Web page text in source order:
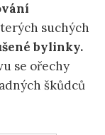
suchých
bylinky.
se ořechy
škůdců